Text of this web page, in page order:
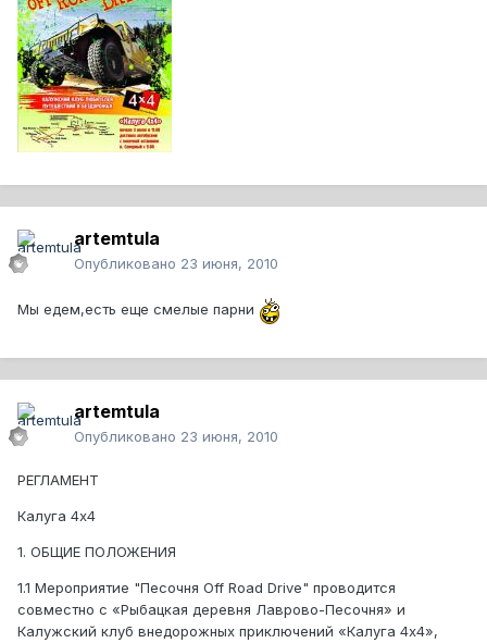
artemtula
Опубликовано 23 июня, 2010
Мы едем,есть еще смелые парни
artemtula
Опубликовано 23 июня, 2010
РЕГЛАМЕНТ
Калуга 4х4
1. ОБЩИЕ ПОЛОЖЕНИЯ
1.1 Мероприятие "Песочня Off Road Drive" проводится
совместно c «Рыбацкая деревня Лаврово-Песочня» и
Калужский клуб внедорожных приключений «Калуга 4х4»,